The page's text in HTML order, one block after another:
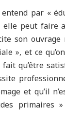
entend par «
peut faire
son
», et ce
qu’être
et qu’il